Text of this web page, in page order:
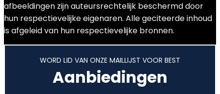
afbeeldingen zijn auteursrechtelijk beschermd door
hun respectievelijke eigenaren. Alle geciteerde inhoud
is afgeleid van hun respectievelijke bronnen.
WORD LID VAN ONZE MAILLIJST VOOR BEST
Aanbiedingen